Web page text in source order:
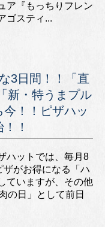
ア『もっちりフレン
ゴスティ...
3日間！！「直
新・特うまプル
！！ピザハッ
！
ハットでは、毎月8
ザがお得になる「ハ
ていますが、その他
の日」として前日